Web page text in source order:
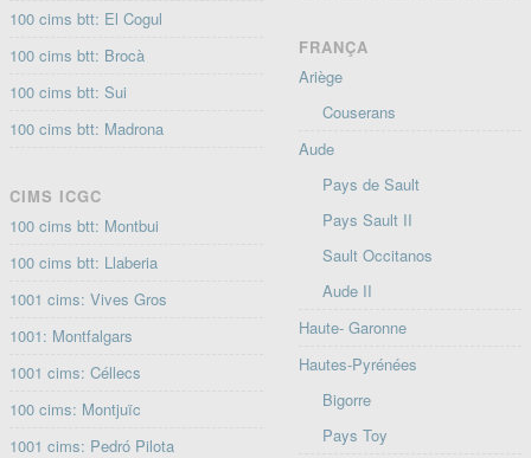
100 cims btt: El Cogul
100 cims btt: Brocà
100 cims btt: Sui
100 cims btt: Madrona
CIMS ICGC
100 cims btt: Montbui
100 cims btt: Llaberia
1001 cims: Vives Gros
1001: Montfalgars
1001 cims: Céllecs
100 cims: Montjuïc
1001 cims: Pedró Pilota
FRANÇA
Ariège
Couserans
Aude
Pays de Sault
Pays Sault II
Sault Occitanos
Aude II
Haute- Garonne
Hautes-Pyrénées
Bigorre
Pays Toy